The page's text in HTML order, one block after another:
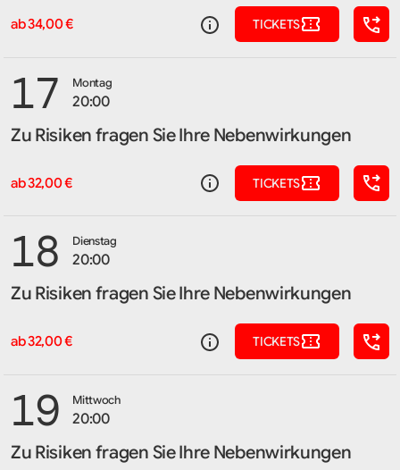
ab 34,00 € TICKETS
17 Montag
20:00
Zu Risiken fragen Sie Ihre Nebenwirkungen
ab 32,00 € TICKETS
18 Dienstag
20:00
Zu Risiken fragen Sie Ihre Nebenwirkungen
ab 32,00 € TICKETS
19 Mittwoch
20:00
Zu Risiken fragen Sie Ihre Nebenwirkungen